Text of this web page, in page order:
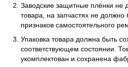
Заводские защитные плёнки не
товара, на запчастях не должно
признаков самостоятельного
Упаковка товара должна быть
соответствующем состоянии.
укомплектован и сохранена